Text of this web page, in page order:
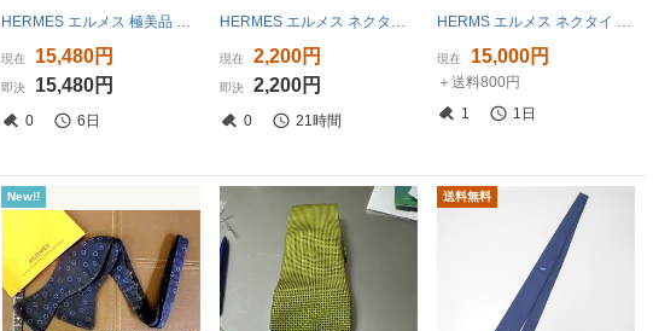
現在 15,480円
即決 15,480円
0 6日
現在 2,200円
即決 2,200円
0 21時間
現在 15,000円
＋送料800円
1
1日
New!! 送料無料